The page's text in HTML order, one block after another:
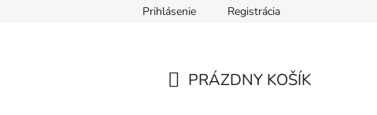
Formulár na odstúpenie od zmluvy Ochrana osobných
Prihlásenie Registrácia
PRÁZDNY KOŠÍK